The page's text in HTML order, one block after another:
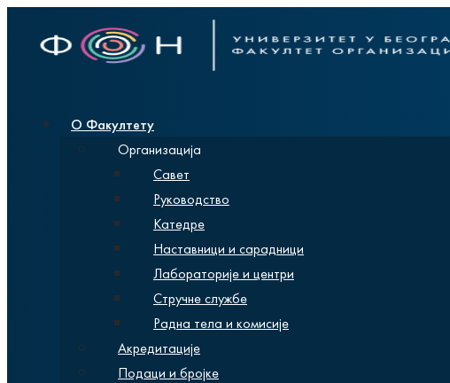
О Факултету
Организација
Савет
Руководство
Катедре
Наставници и сарадници
Лабораторије и центри
Стручне службе
Радна тела и комисије
Акредитације
Подаци и бројке